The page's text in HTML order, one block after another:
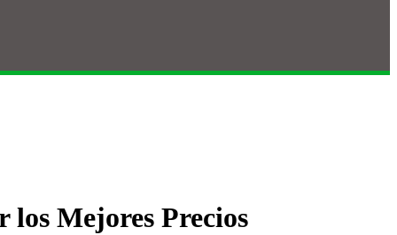
los Mejores Precios